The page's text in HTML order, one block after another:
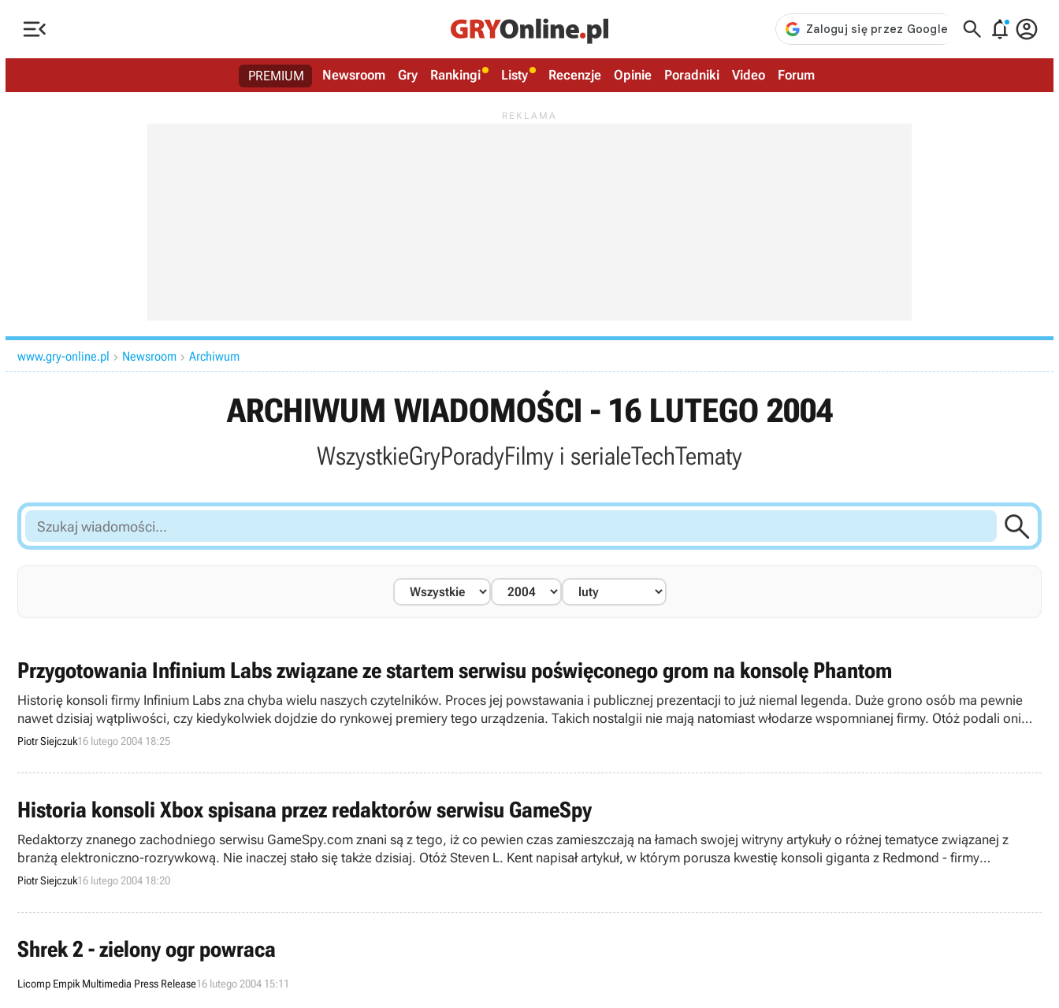
   
PREMIUM Newsroom Gry Rankingi Listy Recenzje Opinie Poradniki Video Forum
www.gry-online.pl  Newsroom  Archiwum
ARCHIWUM WIADOMOŚCI - 16 LUTEGO 2004
WszystkieGryPoradyFilmy i serialeTechTematy
Szukaj
wiadomości...

Przygotowania Infinium Labs związane ze startem serwisu poświęconego grom na konsolę Phantom
Historię konsoli firmy Infinium Labs zna chyba wielu naszych czytelników. Proces jej powstawania i publicznej prezentacji to już niemal legenda. Duże grono osób ma pewnie
nawet dzisiaj wątpliwości, czy kiedykolwiek dojdzie do rynkowej premiery tego urządzenia. Takich nostalgii nie mają natomiast włodarze wspomnianej firmy. Otóż podali oni
dzisiaj do informacji publicznej wiadomość, iż zawarli niezwykle ważne porozumienie marketingowe z instytucją medialną 2Advanced Studios. Dotyczy ono powołaniem do
konsoli Microsoftu).
Piotr Siejczuk16 lutego 2004 18:25
Historia konsoli Xbox spisana przez redaktorów serwisu GameSpy
Redaktorzy znanego zachodniego serwisu GameSpy.com znani są z tego, iż co pewien czas zamieszczają na łamach swojej witryny artykuły o różnej tematyce związanej z
branżą elektroniczno-rozrywkową. Nie inaczej stało się także dzisiaj. Otóż Steven L. Kent napisał artykuł, w którym porusza kwestię konsoli giganta z Redmond - firmy
Microsoft. Nie trudno jest, więc domyśleć się, iż chodzi tutaj o urządzenie znane wszystkim, jako Xbox.
Piotr Siejczuk16 lutego 2004 18:20
Shrek 2 - zielony ogr powraca
Licomp Empik Multimedia Press Release16 lutego 2004 15:11